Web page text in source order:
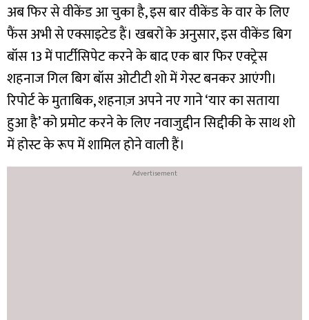
अब फिर से वीकेंड आ चुका है, इस बार वीकेंड के वार के लिए
फैंस अभी से एक्साइटेड हैं। खबरों के अनुसार, इस वीकेंड बिग
बॉस 13 में पार्टीसिपेट करने के बाद एक बार फिर एक्ट्रेस
शहनाज गिल बिग बॉस ओटीटी शो में गेस्ट बनकर आएंगी।
रिपोर्ट के मुताबिक, शहनाज़ अपने नए गाने ‘यार का सताया
हुआ है’ को प्रमोट करने के लिए नवाजुद्दीन सिद्दीकी के साथ शो
में होस्ट के रूप में शामिल होने वाली हैं।